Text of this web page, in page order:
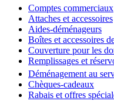
Comptes commerciaux
Attaches et accessoires
Aides-déménageurs
Boîtes et accessoires
Couverture pour les
Remplissages et
Déménagement au
Chèques-cadeaux
Rabais et offres